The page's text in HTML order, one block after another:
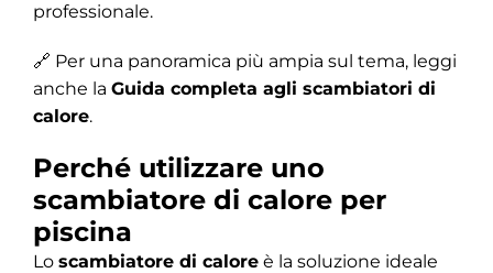
professionale.
🔗 Per una panoramica più ampia sul tema, leggi
anche la Guida completa agli scambiatori di
calore.
Perché utilizzare uno
scambiatore di calore per
piscina
Lo scambiatore di caloreè la soluzione ideale